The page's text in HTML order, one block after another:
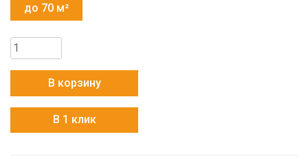
до 70 м²
Количество
товара
Electrolux
EACD/I-
09
FMI/N8_ERP
В корзину
В 1 клик